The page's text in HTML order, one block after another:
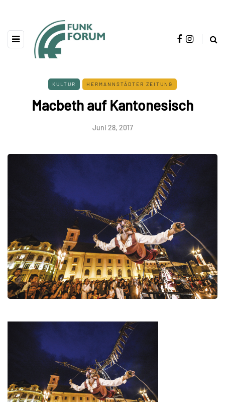
KULTUR HERMANNSTÄDTER ZEITUNG
Macbeth auf Kantonesisch
Juni 28, 2017